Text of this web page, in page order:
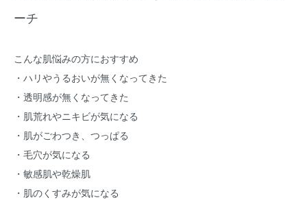
ーチ
こんな肌悩みの方におすすめ
・ハリやうるおいが無くなってきた
・透明感が無くなってきた
・肌荒れやニキビが気になる
・肌がごわつき、つっぱる
・毛穴が気になる
・敏感肌や乾燥肌
・肌のくすみが気になる